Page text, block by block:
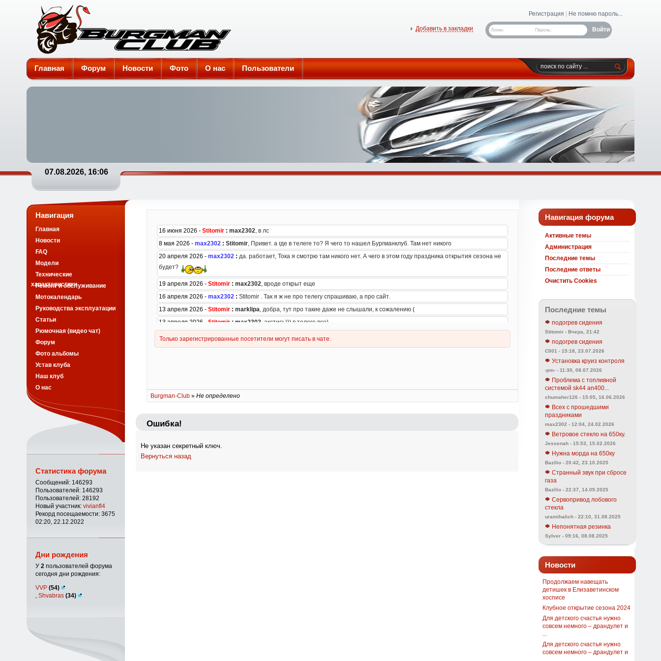
Burgman-Club
Регистрация Не помню пароль...
Логин: Пароль:
Добавить в закладки
Главная Форум Новости Фото О нас Пользователи
07.08.2026, 16:06
Burgman-Club» Не определено
Ошибка!
Не указан секретный ключ.
Вернуться назад
Навигация форума
Активные темы
Администрация
Последние темы
Последние ответы
Очистить Cookies
Последние темы
подогрев сидения
Stitomir - Вчера, 21:42
подогрев сидения
C001 - 15:18, 23.07.2026
Установка круиз контроля
-pm- - 11:30, 08.07.2026
Проблема с топливной
системой sk44 an400...
chumaher126 - 15:05, 16.06.2026
Всех с прошедшими
праздниками
max2302 - 12:04, 24.02.2026
Ветровое стекло на 650ку.
Jessenah - 15:53, 15.02.2026
Нужна морда на 650ку
Bazilio - 20:42, 23.10.2025
Странный звук при сбросе
газа
Bazilio - 22:37, 14.09.2025
Сервопривод лобового
стекла
uramihalich - 22:10, 31.08.2025
Непонятная резинка
Sylver - 09:16, 08.08.2025
Новости
Продолжаем навещать
детишек в Елизаветинском
хосписе
Клубное открытие сезона 2024
Для детского счастья нужно
совсем немного – драндулет и
Для детского счастья нужно
совсем немного – драндулет и
Навигация
Главная
Новости
FAQ
Модели
Технические
характеристики
Ремонт и обслуживание
Мотокалендарь
Руководства эксплуатации
Статьи
Рюмочная (видео чат)
Форум
Фото альбомы
Устав клуба
Наш клуб
О нас
Статистика форума
Сообщений: 146293
Пользователей: 146293
Пользователей: 28192
Новый участник: vivianfl4
Рекорд посещаемости: 3675
02:20, 22.12.2022
Дни рождения
У 2пользователей форума
сегодня дни рождения:
VVP (54)
Shvabras (34)